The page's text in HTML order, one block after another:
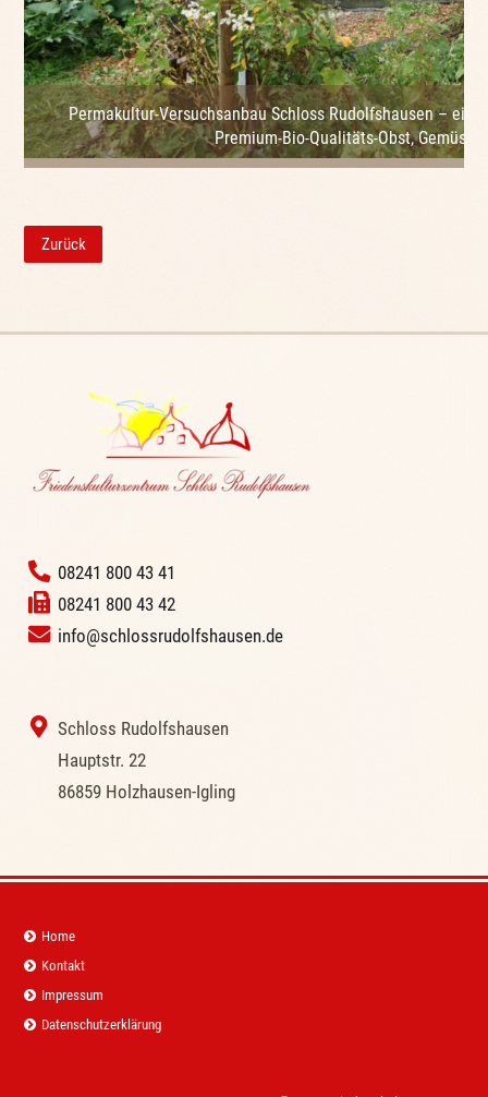
Permakultur-Versuchsanbau Schloss Rudolfshausen – ein
Premium-Bio-Qualitäts-Obst, Gemüse
Zurück
08241 800 43 41
08241 800 43 42
info@schlossrudolfshausen.de
‭ Schloss Rudolfshausen
‭Hauptstr. 22
‭86859 Holzhausen-Igling
Navigation
überspringen
Home
Kontakt
Impressum
Datenschutzerklärung